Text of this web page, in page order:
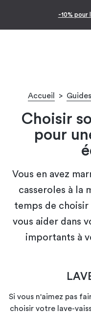
-10% pour
Accueil >
Choisir
pour
Vous en avez
casseroles à la
temps de choisir
vous aider dans
importants à
Si vous n'aimez pas
choisir votre lave-